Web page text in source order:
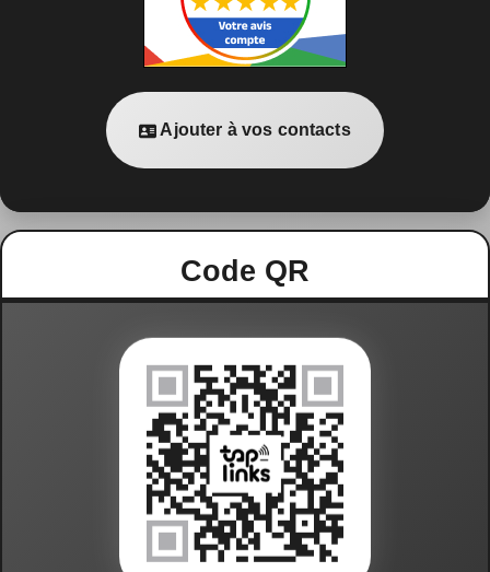
Ajouter à vos contacts
Code QR